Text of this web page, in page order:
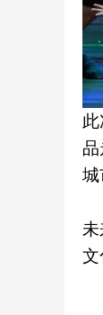
城
文